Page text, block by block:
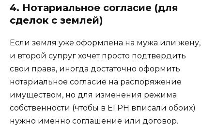
4. Нотариальное согласие (для
сделок с землей)
Если земля уже оформлена на мужа или жену,
и второй супруг хочет просто подтвердить
свои права, иногда достаточно оформить
нотариальное согласие на распоряжение
имуществом, но для изменения режима
собственности (чтобы в ЕГРН вписали обоих)
нужно именно соглашение или договор.